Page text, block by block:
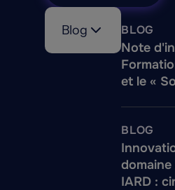
Blog BLOG
Note
et le «
BLOG
domaine
IARD :